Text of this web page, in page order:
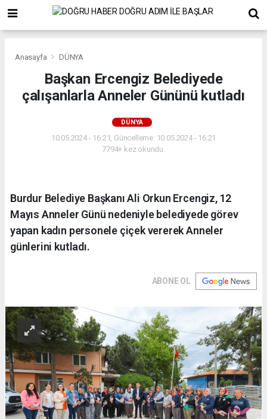
Anasayfa DÜNYA
Başkan Ercengiz Belediyede
çalışanlarla Anneler Gününü kutladı
DÜNYA
10.05.2024 - 16:21, Güncelleme: 10.05.2024 - 16:21
7794+ kez okundu.
Burdur Belediye Başkanı Ali Orkun Ercengiz, 12
Mayıs Anneler Günü nedeniyle belediyede görev
yapan kadın personele çiçek vererek Anneler
günlerini kutladı.
ABONE OL